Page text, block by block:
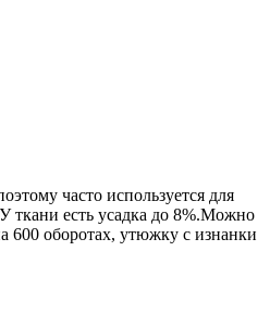
часто используется для
ткани есть усадка до 8%.Можно
600 оборотах, утюжку с изнанки